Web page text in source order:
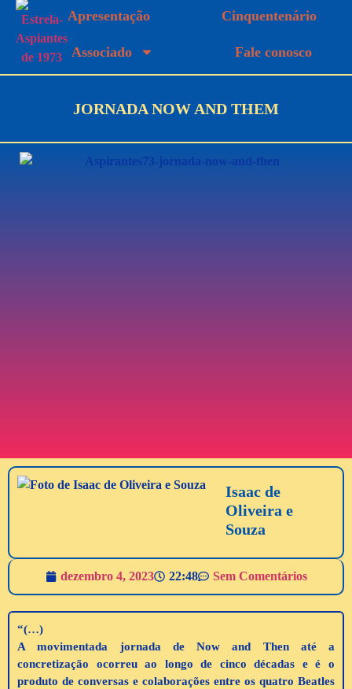
Apresentação Cinquentenário
Associado Fale conosco
JORNADA NOW AND THEM
Isaac de
Oliveira e
Souza
dezembro 4, 2023 22:48 Sem Comentários
“(…)
A movimentada jornada de Now and Then até a
concretização ocorreu ao longo de cinco décadas e é o
produto de conversas e colaborações entre os quatro Beatles